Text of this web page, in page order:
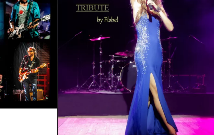
TRIBUTE/SOSIE